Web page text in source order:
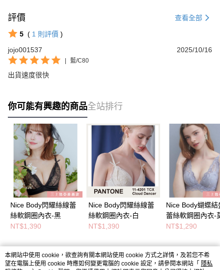
評價 查看全部
5 ( 1 則評價 )
jojo001537
2025/10/16
| 藍/C80
出貨速度很快
你可能有興趣的商品全站排行
Nice Body閃耀絲線蕾
絲軟鋼圈內衣-黑
NT$1,390
Nice Body閃耀絲線蕾
絲軟鋼圈內衣-白
NT$1,390
Nice Body蝴蝶結
蕾絲軟鋼圈內衣-
迪藍
NT$1,290
熱門標籤
本網站中使用 cookie，欲查詢有關本網站使用 cookie 方式之詳情，及若您不希
望在電腦上使用 cookie 時應如何變更電腦的 cookie 設定，請參閱本網站「 隱私